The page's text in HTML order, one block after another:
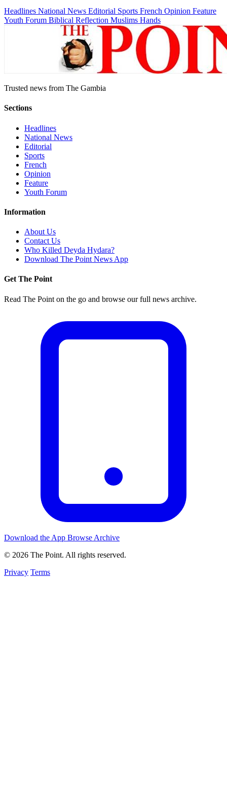
Headlines National News Editorial Sports French Opinion Feature
Youth Forum Biblical Reflection Muslims Hands
Trusted news from The Gambia
Sections
Headlines
National News
Editorial
Sports
French
Opinion
Feature
Youth Forum
Information
About Us
Contact Us
Who Killed Deyda Hydara?
Download The Point News App
Get The Point
Read The Point on the go and browse our full news archive.
Download the App Browse Archive
© 2026 The Point. All rights reserved.
Privacy Terms